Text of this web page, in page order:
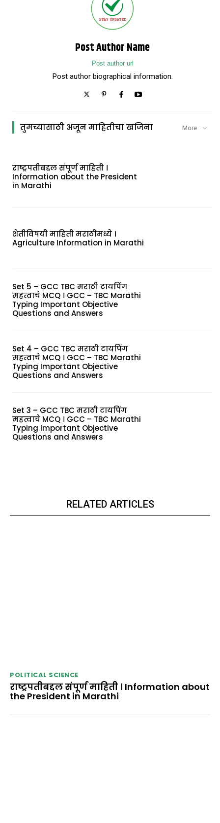
Post Author Name
Post author url
Post author biographical information.
तुमच्यासाठी अजून माहितीचा खजिना More
राष्ट्रपतीबद्दल संपूर्ण माहिती ।
Information about the President
in Marathi
शेतीविषयी माहिती मराठीमध्ये ।
Agriculture Information in Marathi
Set 5 – GCC TBC मराठी टायपिंग
महत्वाचे MCQ । GCC – TBC Marathi
Typing Important Objective
Questions and Answers
Set 4 – GCC TBC मराठी टायपिंग
महत्वाचे MCQ । GCC – TBC Marathi
Typing Important Objective
Questions and Answers
Set 3 – GCC TBC मराठी टायपिंग
महत्वाचे MCQ । GCC – TBC Marathi
Typing Important Objective
Questions and Answers
RELATED ARTICLES
POLITICAL SCIENCE
राष्ट्रपतीबद्दल संपूर्ण माहिती । Information about
the President in Marathi